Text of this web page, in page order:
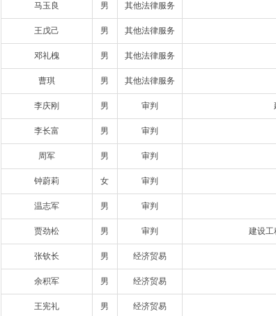
马玉良 男 其他法律服务
王戊己 男 其他法律服务
邓礼槐 男 其他法律服务
曹琪 男 其他法律服务
李庆刚 男 审判
李长富 男 审判
周军 男 审判
钟蔚莉 女 审判
温志军 男 审判
贾劲松 男 审判 建设工
张钦长 男 经济贸易
余积军 男 经济贸易
王宪礼 男 经济贸易